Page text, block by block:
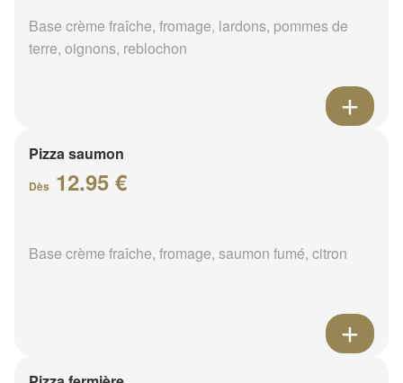
Base crème fraîche, fromage, lardons, pommes de
terre, oignons, reblochon
Pizza saumon
Dès 12.95 €
Base crème fraîche, fromage, saumon fumé, citron